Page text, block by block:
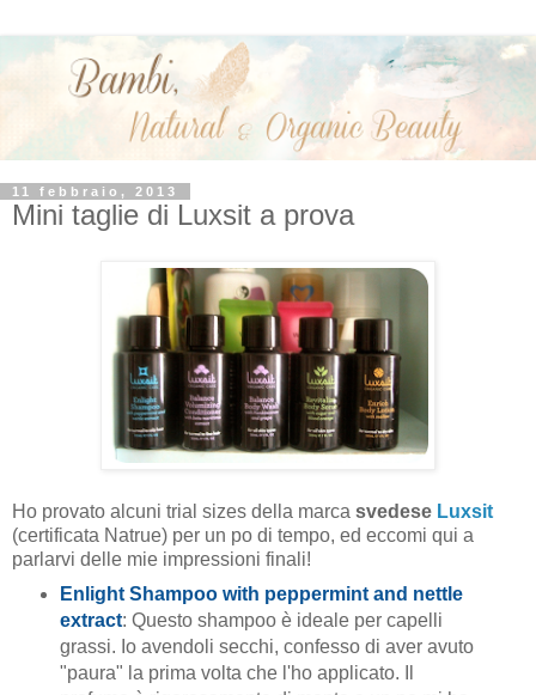
11 febbraio, 2013
Mini taglie di Luxsit a prova
Ho provato alcuni trial sizes della marca svedese Luxsit
(certificata Natrue) per un po di tempo, ed eccomi qui a
parlarvi delle mie impressioni finali!
Enlight Shampoo with peppermint and nettle
extract: Questo shampoo è ideale per capelli
grassi. Io avendoli secchi, confesso di aver avuto
"paura" la prima volta che l'ho applicato. Il